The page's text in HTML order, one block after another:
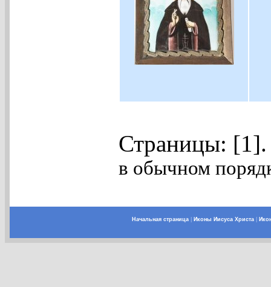
Страницы:
в обычном
Начальная страница| Иконы Иисуса Христа|